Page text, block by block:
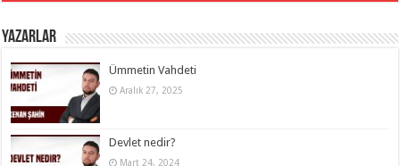
Yazarlar
Ümmetin Vahdeti
Aralık 27, 2025
Devlet nedir?
Mart 24, 2024